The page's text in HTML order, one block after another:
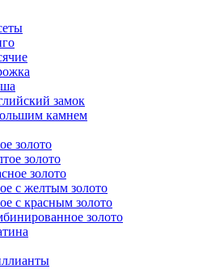
замок
камнем
золото
золото
золото
с желтым золото
с красным золото
золото